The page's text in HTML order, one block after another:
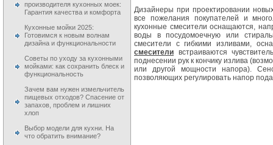
Дизайнеры при проектировании
все пожелания покупателей и
кухонные смесители оснащаются,
воды в посудомоечную или
смесители с гибкими изливами,
смесители встраиваются
поднесении рук к кончику излива
или другой мощности напора).
позволяющих регулировать напор
производителя кухонных моек:
Гарантия качества и комфорта
Кухонные мойки 2025:
Готовимся к новым волнам
дизайна и функциональности
Советы по уходу за кухонными
мойками: как сохранить блеск и
функциональность
Зачем вам нужен измельчитель
пищевых отходов? Спасение от
запахов, проблем и лишних
хлоп
Выбор модели для кухни. На
что обратить внимание?